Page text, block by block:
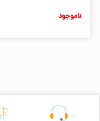
ناموجود